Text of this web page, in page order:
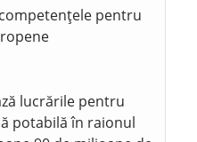
pentru
lucrările pentru
potabilă în raionul